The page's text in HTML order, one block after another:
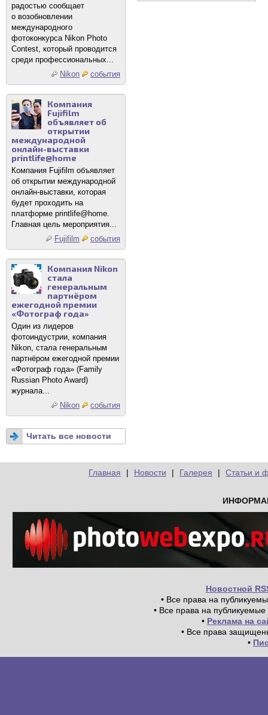
радостью сообщает
о возобновлении
международного
фотоконкурса Nikon Photo
Contest, который проводится
среди профессиональных...
Nikon
события
Компания
Fujifilm
объявляет об
открытии
международной
онлайн-выставки
printlife@home
Компания Fujifilm объявляет
об открытии международной
онлайн-выставки, которая
будет проходить на
платформе printlife@home.
Главная цель мероприятия...
Fujifilm
события
Компания Nikon
стала
генеральным
партнёром
ежегодной премии
«Фотограф года»
Один из лидеров
фотоиндустрии, компания
Nikon, стала генеральным
партнёром ежегодной премии
«Фотограф года» (Family
Russian Photo Award)
журнала...
Nikon
события
Читать все новости
Главная | Новости | Галерея | Статьи и
Новостной
• Все права на
• Все права на
• Реклама на
• Все права
•